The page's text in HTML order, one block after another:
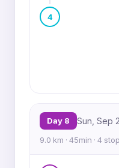
4
Day 8 Sun, Sep
9.0 km · 45min · 4